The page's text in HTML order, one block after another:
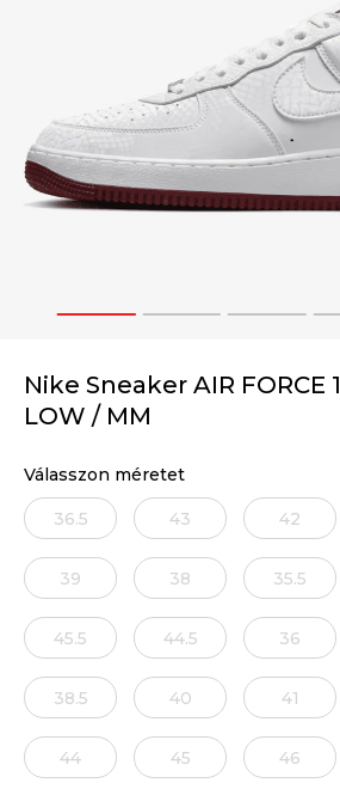
1 2 3
Nike Sneaker AIR FORCE 1
LOW / MM
Válasszon méretet
36.5 43 42
39 38 35.5
45.5 44.5 36
38.5 40 41
44 45 46